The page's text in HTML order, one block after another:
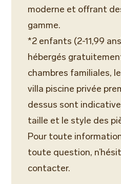
moderne et offrant
gamme.
*2 enfants (2-11,99
hébergés
chambres familiales,
villa piscine privée
dessus sont
taille et le style des
Pour toute
toute question,
contacter.